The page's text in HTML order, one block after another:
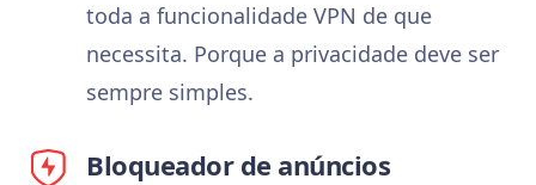
toda a funcionalidade VPN de que
necessita. Porque a privacidade deve ser
sempre simples.
Bloqueador de anúncios